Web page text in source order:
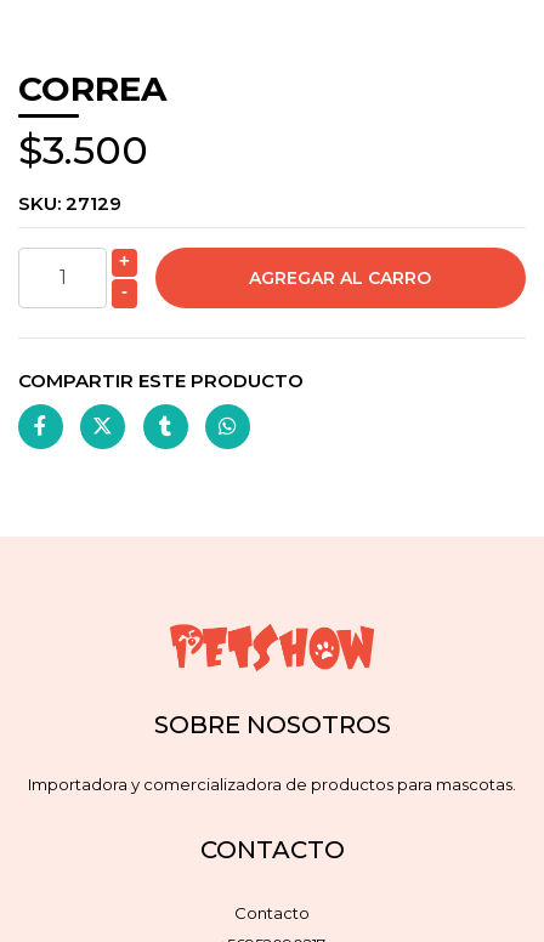
CORREA
$3.500
SKU: 27129
+
-
COMPARTIR ESTE PRODUCTO
SOBRE NOSOTROS
Importadora y comercializadora de productos para mascotas.
CONTACTO
Contacto